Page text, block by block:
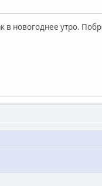
новогоднее утро.